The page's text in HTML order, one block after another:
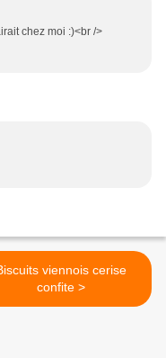
chez moi :)<br />
viennois cerise
confite >